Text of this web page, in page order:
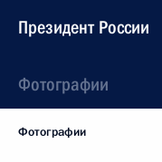
Президент России
Фотографии
Фотографии